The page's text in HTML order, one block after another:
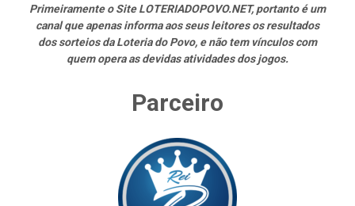
Primeiramente o Site LOTERIADOPOVO.NET, portanto é um
canal que apenas informa aos seus leitores os resultados
dos sorteios da Loteria do Povo, e não tem vínculos com
quem opera as devidas atividades dos jogos.
Parceiro